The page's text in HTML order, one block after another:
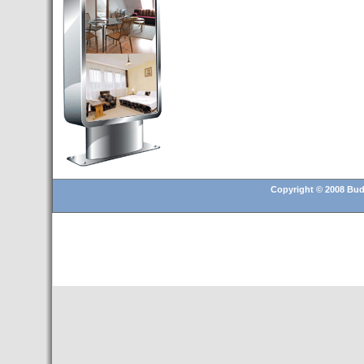
Budapest’.
- Hoteles en BUDAPEST:
Resultados octubre de 2016,
subida del 15% ocupación y
del 25,6% en el RevPar
- Nuevo Hotel en Budapest
bajo la marca Exe Hotusa
- Transfer Aeropuerto de
BUDAPEST
Copyright © 2008